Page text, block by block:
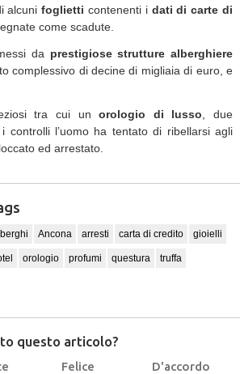
alcunifoglietti contenenti i dati di carte di
come scadute.
da prestigiose strutture alberghiere
complessivo di decine di migliaia di euro, e
tra cui unorologio di lusso , due
controlli l’uomo ha tentato di ribellarsi agli
ed arrestato.
Ancona arresti carta di credito gioielli
orologio profumi questura truffa
questo articolo?
Felice D'accordo